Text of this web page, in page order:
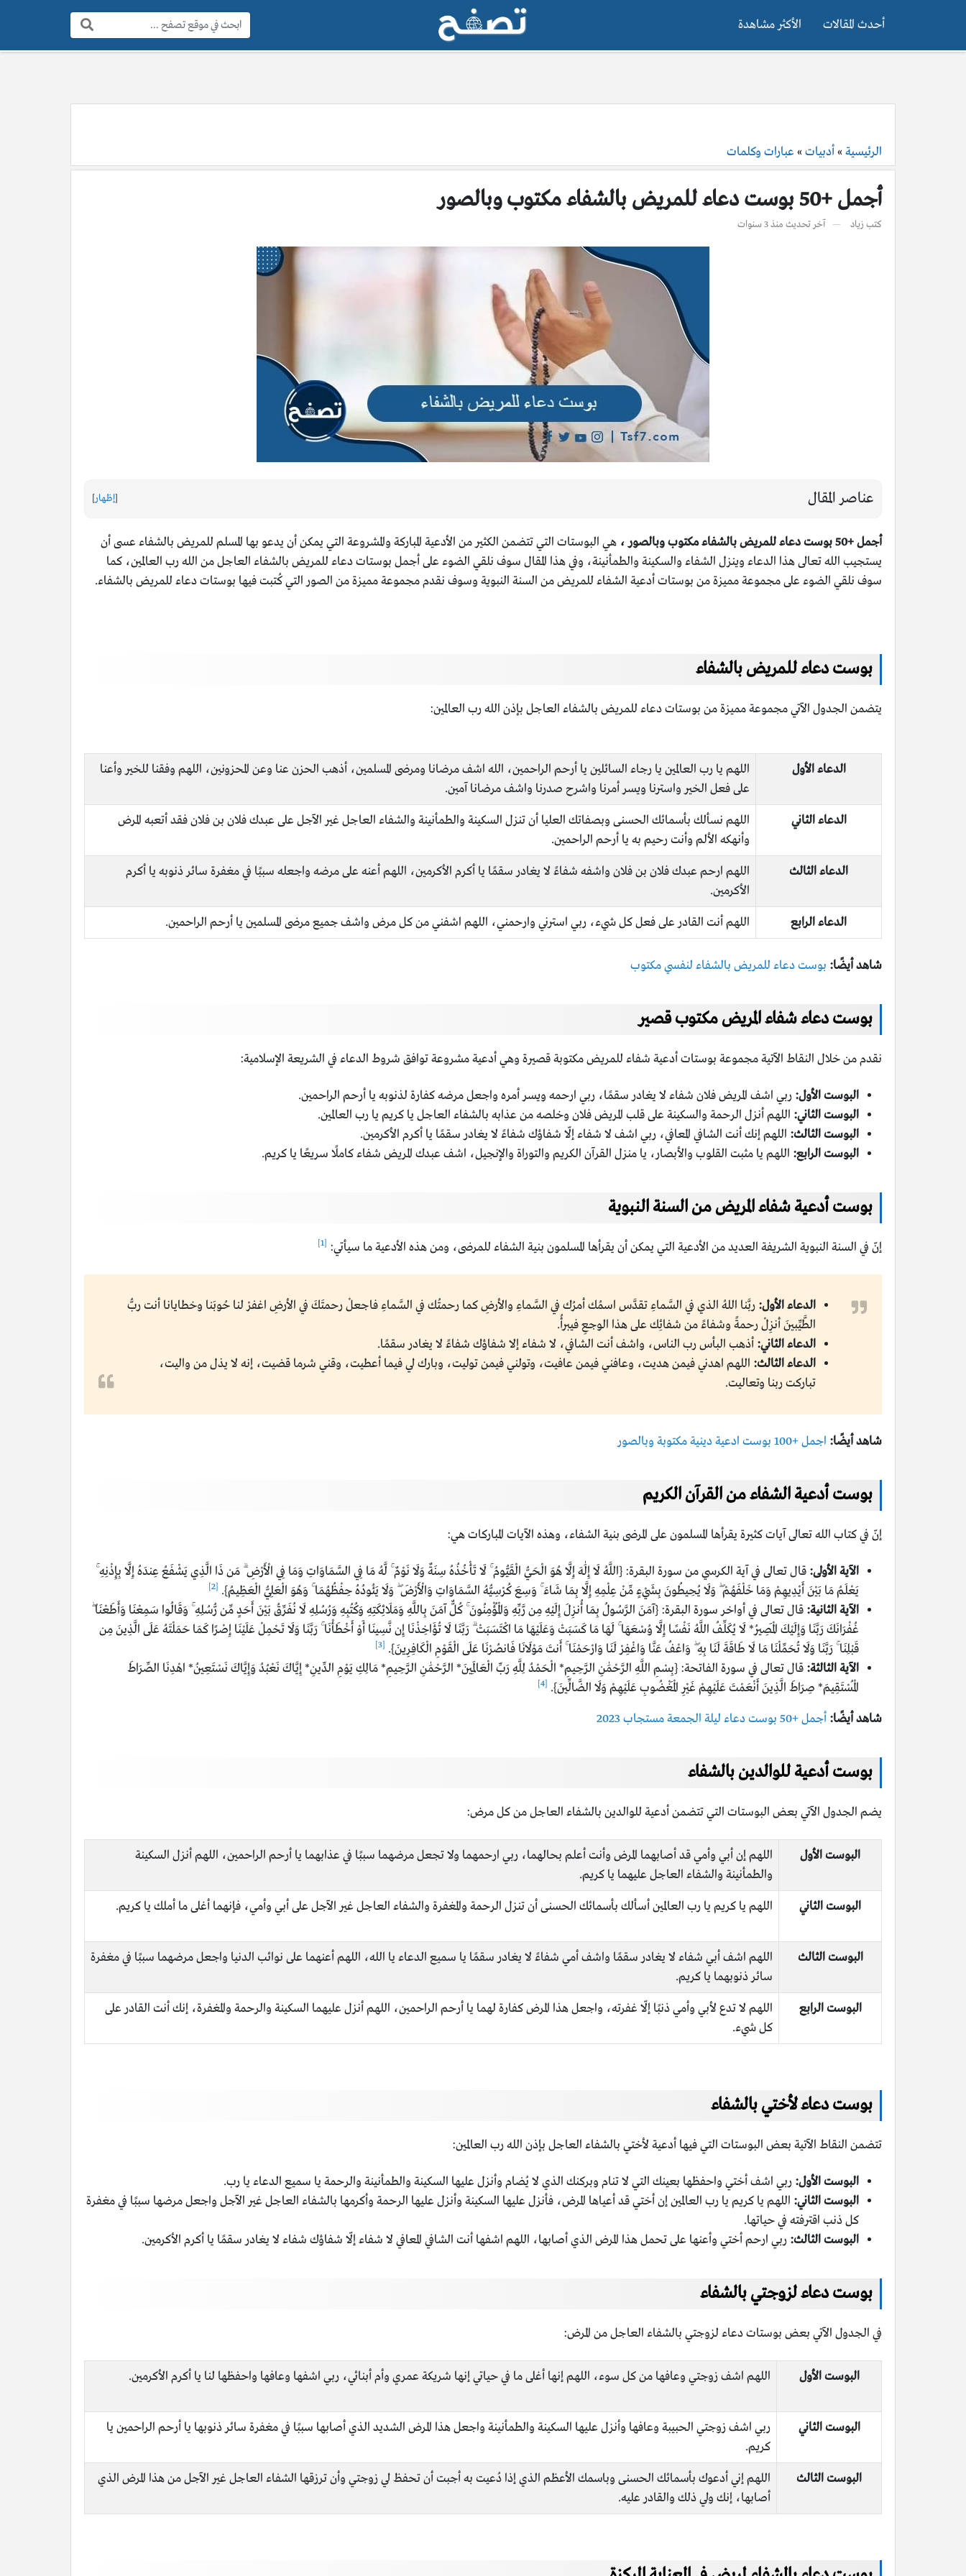
أحدث المقالات الأكثر مشاهدة
البحث:
الرئيسية » أدبيات » عبارات وكلمات
أجمل +50 بوست دعاء للمريض بالشفاء مكتوب وبالصور
كتب زياد آخر تحديث منذ 3 سنوات
عناصر المقال [إظهار]
أجمل +50 بوست دعاء للمريض بالشفاء مكتوب وبالصور ،
هي البوستات التي تتضمن الكثير من الأدعية المباركة والمشروعة التي يمكن أن يدعو بها المسلم للمريض بالشفاء عسى أن
يستجيب الله تعالى هذا الدعاء وينزل الشفاء والسكينة والطمأنينة، وفي هذا المقال سوف نلقي الضوء على أجمل بوستات دعاء للمريض بالشفاء العاجل من الله رب العالمين، كما
سوف نلقي الضوء على مجموعة مميزة من بوستات أدعية الشفاء للمريض من السنة النبوية وسوف نقدم مجموعة مميزة من الصور التي كُتبت فيها بوستات دعاء للمريض بالشفاء.
بوست دعاء للمريض بالشفاء
يتضمن الجدول الآتي مجموعة مميزة من بوستات دعاء للمريض بالشفاء العاجل بإذن الله رب العالمين:
الدعاء الأول
اللهم يا رب العالمين يا رجاء السائلين يا أرحم الراحمين، الله اشف مرضانا ومرضى المسلمين، أذهب الحزن عنا وعن المحزونين، اللهم وفقنا للخير وأعنا
على فعل الخير واسترنا ويسر أمرنا واشرح صدرنا واشف مرضانا آمين.
الدعاء الثاني
اللهم نسألك بأسمائك الحسنى وبصفاتك العليا أن تنزل السكينة والطمأنينة والشفاء العاجل غير الآجل على عبدك فلان بن فلان فقد أتعبه المرض
وأنهكه الألم وأنت رحيم به يا أرحم الراحمين.
الدعاء الثالث
اللهم ارحم عبدك فلان بن فلان واشفه شفاءً لا يغادر سقمًا يا أكرم الأكرمين، اللهم أعنه على مرضه واجعله سببًا في مغفرة سائر ذنوبه يا أكرم
الأكرمين.
الدعاء الرابع اللهم أنت القادر على فعل كل شيء، ربي استرني وارحمني، اللهم اشفني من كل مرض واشف جميع مرضى المسلمين يا أرحم الراحمين.
شاهد أيضًا: بوست دعاء للمريض بالشفاء لنفسي مكتوب
بوستدعاء شفاء المريض مكتوب قصير
نقدم من خلال النقاط الآتية مجموعة بوستات أدعية شفاء للمريض مكتوبة قصيرة وهي أدعية مشروعة توافق شروط الدعاء في الشريعة الإسلامية:
البوست الأول: ربي اشف المريض فلان شفاء لا يغادر سقمًا، ربي ارحمه ويسر أمره واجعل مرضه كفارة لذنوبه يا أرحم الراحمين.
البوست الثاني: اللهم أنزل الرحمة والسكينة على قلب المريض فلان وخلصه من عذابه بالشفاء العاجل يا كريم يا رب العالمين.
البوست الثالث: اللهم إنك أنت الشافي المعافي، ربي اشف لا شفاء إلّا شفاؤك شفاءً لا يغادر سقمًا يا أكرم الأكرمين.
البوست الرابع: اللهم يا مثبت القلوب والأبصار، يا منزل القرآن الكريم والتوراة والإنجيل، اشف عبدك المريض شفاء كاملًا سريعًا يا كريم.
بوست أدعية شفاء المريض من السنة النبوية
إنّ في السنة النبوية الشريفة العديد من الأدعية التي يمكن أن يقرأها المسلمون بنية الشفاء للمرضى، ومن هذه الأدعية ما سيأتي: [1]
الدعاء الأول: ربَّنا اللهُ الذي في السَّماءِ تقدَّس اسمُك أمرُك في السَّماءِ والأرضِ كما رحمتُك في السَّماءِ فاجعلْ رحمتَكَ في الأرضِ اغفرْ لنا حُوبَنا وخطايانا أنت ربُّ
الطَّيِّبينَ أنزِلْ رحمةً وشفاءً من شفائِك على هذا الوجعِ فيبرأُ.
الدعاء الثاني: أذهب البأس رب الناس، واشف أنت الشافي، لا شفاء إلا شفاؤك شفاءً لا يغادر سقمًا.
الدعاء الثالث: اللهم اهدني فيمن هديت، وعافني فيمن عافيت، وتولني فيمن توليت، وبارك لي فيما أعطيت، وقني شرما قضيت، إنه لا يذل من واليت،
تباركت ربنا وتعاليت.
شاهد أيضًا: اجمل +100 بوست ادعية دينية مكتوبة وبالصور
بوست أدعية الشفاء من القرآن الكريم
إنّ في كتاب الله تعالى آيات كثيرة يقرأها المسلمون على المرضى بنية الشفاء، وهذه الآيات المباركات هي:
الآية الأولى: قال تعالى في آية الكرسي من سورة البقرة: {اللَّهُ لَا إِلَٰهَ إِلَّا هُوَ الْحَيُّ الْقَيُّومُ ۚ لَا تَأْخُذُهُ سِنَةٌ وَلَا نَوْمٌ ۚ لَّهُ مَا فِي السَّمَاوَاتِ وَمَا فِي الْأَرْضِ ۗ مَن ذَا الَّذِي يَشْفَعُ عِندَهُ إِلَّا بِإِذْنِهِ ۚ
يَعْلَمُ مَا بَيْنَ أَيْدِيهِمْ وَمَا خَلْفَهُمْ ۖ وَلَا يُحِيطُونَ بِشَيْءٍ مِّنْ عِلْمِهِ إِلَّا بِمَا شَاءَ ۚ وَسِعَ كُرْسِيُّهُ السَّمَاوَاتِ وَالْأَرْضَ ۖ وَلَا يَئُودُهُ حِفْظُهُمَا ۚ وَهُوَ الْعَلِيُّ الْعَظِيمُ}. [2]
الآية الثانية: قال تعالى في أواخر سورة البقرة: {آمَنَ الرَّسُولُ بِمَا أُنزِلَ إِلَيْهِ مِن رَّبِّهِ وَالْمُؤْمِنُونَ ۚ كُلٌّ آمَنَ بِاللَّهِ وَمَلَائِكَتِهِ وَكُتُبِهِ وَرُسُلِهِ لَا نُفَرِّقُ بَيْنَ أَحَدٍ مِّن رُّسُلِهِ ۚ وَقَالُوا سَمِعْنَا وَأَطَعْنَا ۖ
غُفْرَانَكَ رَبَّنَا وَإِلَيْكَ الْمَصِيرُ* لَا يُكَلِّفُ اللَّهُ نَفْسًا إِلَّا وُسْعَهَا ۚ لَهَا مَا كَسَبَتْ وَعَلَيْهَا مَا اكْتَسَبَتْ ۗ رَبَّنَا لَا تُؤَاخِذْنَا إِن نَّسِينَا أَوْ أَخْطَأْنَا ۚ رَبَّنَا وَلَا تَحْمِلْ عَلَيْنَا إِصْرًا كَمَا حَمَلْتَهُ عَلَى الَّذِينَ مِن
قَبْلِنَا ۚ رَبَّنَا وَلَا تُحَمِّلْنَا مَا لَا طَاقَةَ لَنَا بِهِ ۖ وَاعْفُ عَنَّا وَاغْفِرْ لَنَا وَارْحَمْنَا ۚ أَنتَ مَوْلَانَا فَانصُرْنَا عَلَى الْقَوْمِ الْكَافِرِينَ}. [3]
الآية الثالثة: قال تعالى في سورة الفاتحة: {بِسْمِ اللَّهِ الرَّحْمَٰنِ الرَّحِيمِ* الْحَمْدُ لِلَّهِ رَبِّ الْعَالَمِينَ* الرَّحْمَٰنِ الرَّحِيمِ* مَالِكِ يَوْمِ الدِّينِ* إِيَّاكَ نَعْبُدُ وَإِيَّاكَ نَسْتَعِينُ* اهْدِنَا الصِّرَاطَ
الْمُسْتَقِيمَ* صِرَاطَ الَّذِينَ أَنْعَمْتَ عَلَيْهِمْ غَيْرِ الْمَغْضُوبِ عَلَيْهِمْ وَلَا الضَّالِّينَ}. [4]
شاهد أيضًا: أجمل +50 بوست دعاء ليلة الجمعة مستجاب 2023
بوست أدعية للوالدين بالشفاء
يضم الجدول الآتي بعض البوستات التي تتضمن أدعية للوالدين بالشفاء العاجل من كل مرض:
البوست الأول
اللهم إن أبي وأمي قد أصابهما المرض وأنت أعلم بحالهما، ربي ارحمهما ولا تجعل مرضهما سببًا في عذابهما يا أرحم الراحمين، اللهم أنزل السكينة
والطمأنينة والشفاء العاجل عليهما يا كريم.
البوست الثاني اللهم يا كريم يا رب العالمين أسألك بأسمائك الحسنى أن تنزل الرحمة والمغفرة والشفاء العاجل غير الآجل على أبي وأمي، فإنهما أغلى ما أملك يا كريم.
البوست الثالث
اللهم اشف أبي شفاء لا يغادر سقمًا واشف أمي شفاءً لا يغادر سقمًا يا سميع الدعاء يا الله، اللهم أعنهما على نوائب الدنيا واجعل مرضهما سببًا في مغفرة
سائر ذنوبهما يا كريم.
البوست الرابع
اللهم لا تدع لأبي وأمي ذنبًا إلّا غفرته، واجعل هذا المرض كفارة لهما يا أرحم الراحمين، اللهم أنزل عليهما السكينة والرحمة والمغفرة، إنك أنت القادر على
كل شيء.
بوست دعاء لأختي بالشفاء
تتضمن النقاط الآتية بعض البوستات التي فيها أدعية لأختي بالشفاء العاجل بإذن الله رب العالمين:
البوست الأول: ربي اشف أختي واحفظها بعينك التي لا تنام وبركنك الذي لا يُضام وأنزل عليها السكينة والطمأنينة والرحمة يا سميع الدعاء يا رب.
البوست الثاني: اللهم يا كريم يا رب العالمين إن أختي قد أعياها المرض، فأنزل عليها السكينة وأنزل عليها الرحمة وأكرمها بالشفاء العاجل غير الآجل واجعل مرضها سببًا في مغفرة
كل ذنب اقترفته في حياتها.
البوست الثالث: ربي ارحم أختي وأعنها على تحمل هذا المرض الذي أصابها، اللهم اشفها أنت الشافي المعافي لا شفاء إلّا شفاؤك شفاء لا يغادر سقمًا يا أكرم الأكرمين.
بوست دعاء لزوجتي بالشفاء
في الجدول الآتي بعض بوستات دعاء لزوجتي بالشفاء العاجل من المرض:
البوست الأول اللهم اشف زوجتي وعافها من كل سوء، اللهم إنها أغلى ما في حياتي إنها شريكة عمري وأم أبنائي، ربي اشفها وعافها واحفظها لنا يا أكرم الأكرمين.
البوست الثاني
ربي اشف زوجتي الحبيبة وعافها وأنزل عليها السكينة والطمأنينة واجعل هذا المرض الشديد الذي أصابها سببًا في مغفرة سائر ذنوبها يا أرحم الراحمين يا
كريم.
البوست الثالث
اللهم إني أدعوك بأسمائك الحسنى وباسمك الأعظم الذي إذا دُعيت به أجبت أن تحفظ لي زوجتي وأن ترزقها الشفاء العاجل غير الآجل من هذا المرض الذي
أصابها، إنك ولي ذلك والقادر عليه.